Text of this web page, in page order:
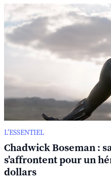
L’ESSENTIEL
Chadwick Boseman :
s'affrontent pour un
dollars